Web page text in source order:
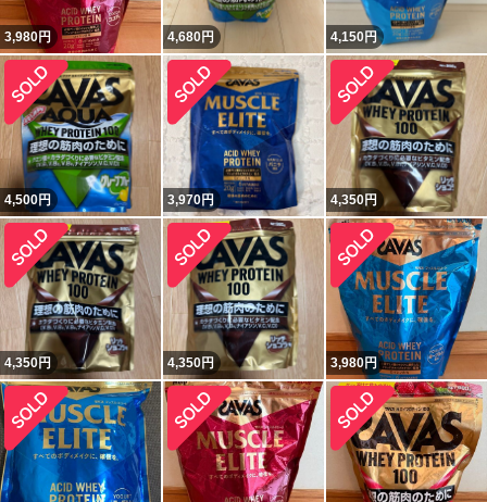
3,980円 4,680円 4,150円
4,500円 3,970円 4,350円
4,350円 4,350円 3,980円